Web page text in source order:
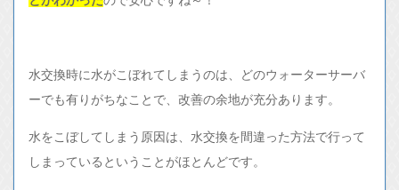
水交換時に水がこぼれてしまうのは、どのウォーターサーバ
ーでも有りがちなことで、改善の余地が充分あります。
水をこぼしてしまう原因は、水交換を間違った方法で行って
しまっているということがほとんどです。